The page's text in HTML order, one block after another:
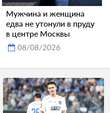
Мужчина и женщина
едва не утонули в пруду
в центре Москвы
08/08/2026